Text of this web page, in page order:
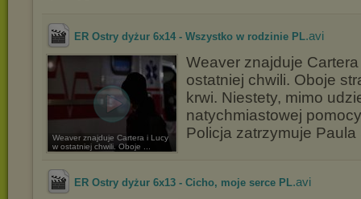
ER Ostry dyżur 6x14 - Wszystko w rodzinie PL.avi
Weaver znajduje Cartera i Lucy
w ostatniej chwili. Oboje ...
Weaver znajduje
ostatniej chwili. Oboje
krwi. Niestety, mimo
natychmiastowej
Policja zatrzymuje Paula
ER Ostry dyżur 6x13 - Cicho, moje serce PL.avi